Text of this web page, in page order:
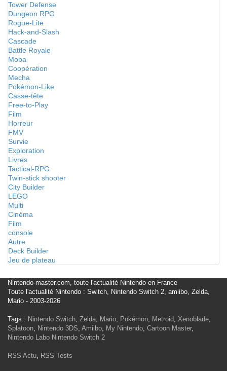
Tower Defense
Dungeon RPG
Rogue-Lite
Hack-and-Slash
Cascade
Battle Royale
Moba
Coopération
Mecha
Pokémon-Like
Casse-tête
Free-to-Play
Film
Horreur
FMV
Survie
Exploration
Livres
Tactical-RPG
Twin-stick shooter
City Builder
LEGO
Multi
Cinéma
Film
console
Autre
Deck Builder
Jeu de plateau
Nintendo-master.com, toute l'actualité Nintendo en France
Toute l'actualité Nintendo : Switch, Nintendo Switch 2, amiibo, Zelda,
Mario - 2003-2026
Tags : Nintendo Switch, Zelda, Mario, Pokémon, Metroid, Xenoblade,
Splatoon, Nintendo 3DS, Amiibo, My Nintendo, Cartoon Master,
Nintendo Labo Nintendo Switch 2
RSS Actu, RSS Tests